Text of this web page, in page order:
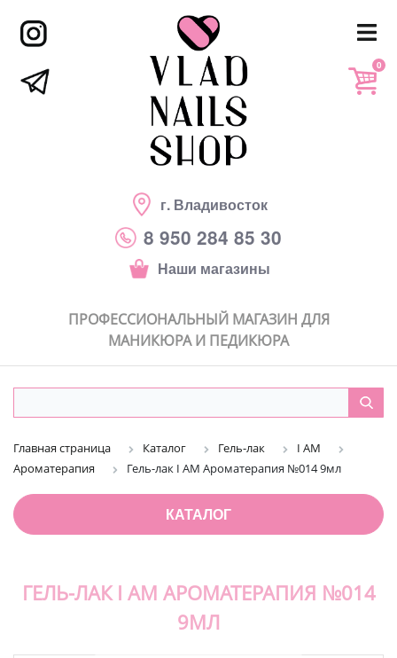
г. Владивосток
8 950 284 85 30
Наши магазины
0
ПРОФЕССИОНАЛЬНЫЙ МАГАЗИН ДЛЯ
МАНИКЮРА И ПЕДИКЮРА
Главная страница Каталог Гель-лак
I AM
Ароматерапия
Гель-лак I AM Ароматерапия №014 9мл
КАТАЛОГ
ГЕЛЬ-ЛАК I AM АРОМАТЕРАПИЯ №014
9МЛ